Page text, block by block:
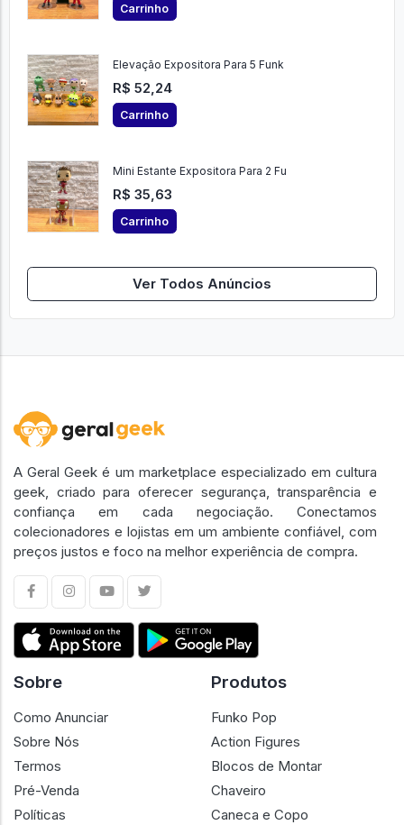
Carrinho
Elevação Expositora Para 5 Funk
R$ 52,24
Carrinho
Mini Estante Expositora Para 2 Fu
R$ 35,63
Carrinho
Ver Todos Anúncios
A Geral Geek é um marketplace especializado em cultura
geek, criado para oferecer segurança, transparência e
confiança em cada negociação. Conectamos
colecionadores e lojistas em um ambiente confiável, com
preços justos e foco na melhor experiência de compra.
Sobre
Como Anunciar
Sobre Nós
Termos
Pré-Venda
Políticas
Produtos
Funko Pop
Action Figures
Blocos de Montar
Chaveiro
Caneca e Copo